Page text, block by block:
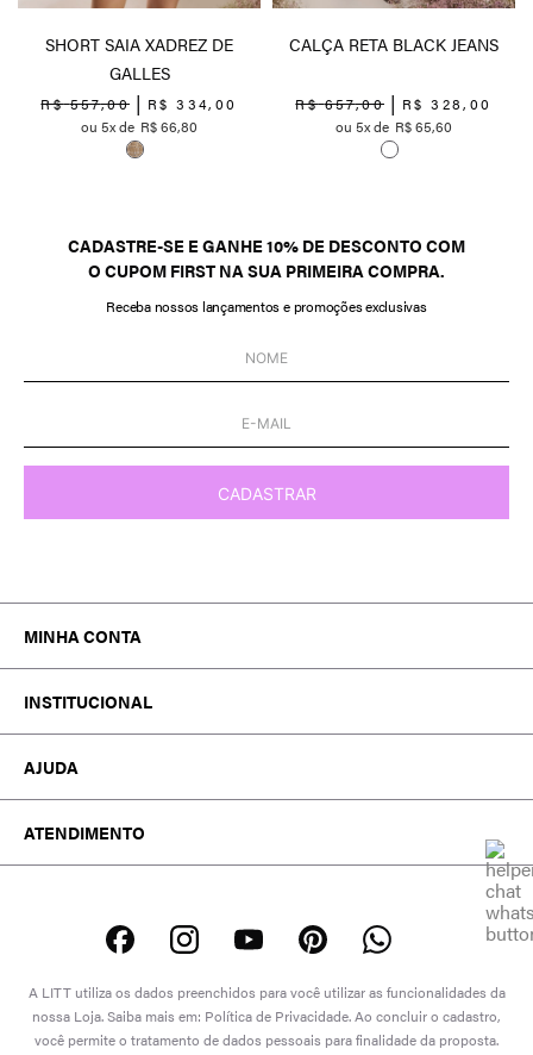
SHORT SAIA XADREZ DE
GALLES
R$ 557,00 R$ 334, 00
5
R$66,80
CALÇA RETA BLACK JEANS
R$ 657,00 R$ 328, 00
5
R$65,60
CADASTRE-SE E GANHE 10% DE DESCONTO COM
O CUPOM FIRST NA SUA PRIMEIRA COMPRA.
Receba nossos lançamentos e promoções exclusivas
CADASTRAR
MINHA CONTA
MINHA CONTA
TROCA E DEVOLUÇÃO
INSTITUCIONAL
ATACADO
TRABALHE CONOSCO
AJUDA
POLÍTICAS
DÚVIDAS FREQUENTES
ATENDIMENTO
WHATSAPP: (21) 99974-1559
SEGUNDA A SEXTA DE 08:00 ÀS 17:00
(EXCETO DOMINGOS E FERIADOS)
A LITT utiliza os dados preenchidos para você utilizar as funcionalidades da
nossa Loja. Saiba mais em: Política de Privacidade. Ao concluir o cadastro,
você permite o tratamento de dados pessoais para finalidade da proposta.